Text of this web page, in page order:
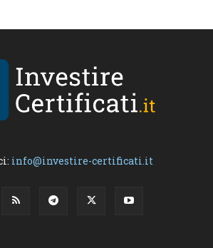
info@investire-certificati.it